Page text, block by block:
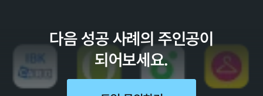
다음 성공 사례의 주인공이
되어보세요.